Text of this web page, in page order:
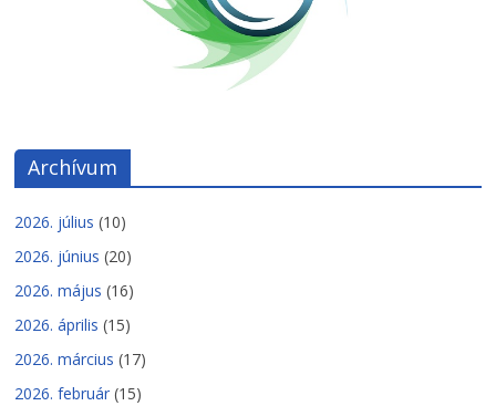
Archívum
2026. július (10)
2026. június (20)
2026. május (16)
2026. április (15)
2026. március (17)
2026. február (15)